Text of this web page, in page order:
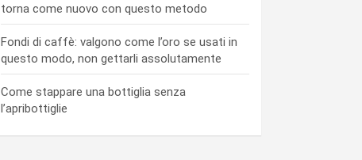
torna come nuovo con questo metodo
Fondi di caffè: valgono come l’oro se usati in
questo modo, non gettarli assolutamente
Come stappare una bottiglia senza
l’apribottiglie